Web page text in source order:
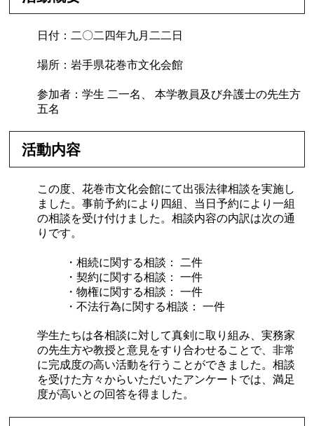
日付：二〇二四年九月二二日
場所：岩手県花巻市文化会館
参加者：学生 二一名、 本学教員及び弁護士の先生方
五名
活動内容
この度、花巻市文化会館にて出張法律相談を実施し
ました。事前予約により四組、当日予約により一組
の相談を受け付けました。相談内容の内訳は次の通
りです。
・相続に関する相談： 二件
・契約に関する相談： 一件
・物権に関する相談： 一件
・不法行為に関する相談： 一件
学生たちは各相談に対して真剣に取り組み、実務家
の先生方や教授と意見をすり合わせることで、非常
に完成度の高い活動を行うことができました。相談
を受けた方々からいただいたアンケートでは、満足
度が高いとの回答を得ました。